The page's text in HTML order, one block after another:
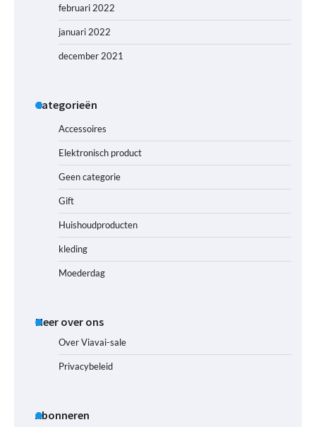
februari 2022
januari 2022
december 2021
Categorieën
Accessoires
Elektronisch product
Geen categorie
Gift
Huishoudproducten
kleding
Moederdag
Meer over ons
Over Viavai-sale
Privacybeleid
Abonneren